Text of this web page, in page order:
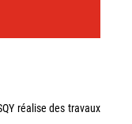
réalise des travaux